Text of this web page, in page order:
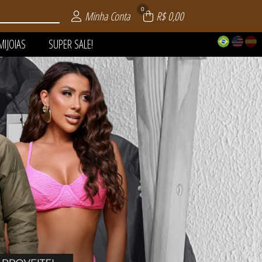
Minha Conta 0 R$ 0,00
| VERÃO
SUPER SALE!